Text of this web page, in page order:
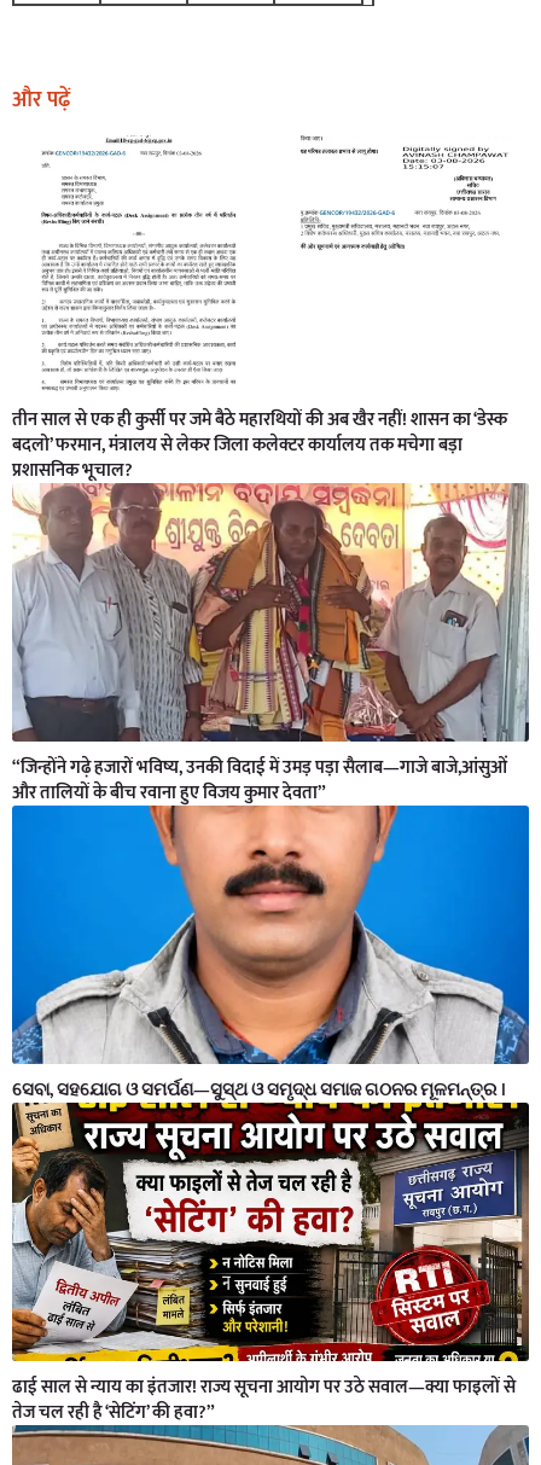
और पढ़ें
तीन साल से एक ही कुर्सी पर जमे बैठे महारथियों की अब खैर नहीं! शासन का ‘डेस्क
बदलो’ फरमान, मंत्रालय से लेकर जिला कलेक्टर कार्यालय तक मचेगा बड़ा
प्रशासनिक भूचाल?
“जिन्होंने गढ़े हजारों भविष्य, उनकी विदाई में उमड़ पड़ा सैलाब—गाजे बाजे,आंसुओं
और तालियों के बीच रवाना हुए विजय कुमार देवता”
ସେବା, ସହଯୋଗ ଓ ସମର୍ପଣ—ସୁସ୍ଥ ଓ ସମୃଦ୍ଧ ସମାଜ ଗଠନର ମୂଳମନ୍ତ୍ର ।
ढाई साल से न्याय का इंतजार! राज्य सूचना आयोग पर उठे सवाल—क्या फाइलों से
तेज चल रही है ‘सेटिंग’ की हवा?”